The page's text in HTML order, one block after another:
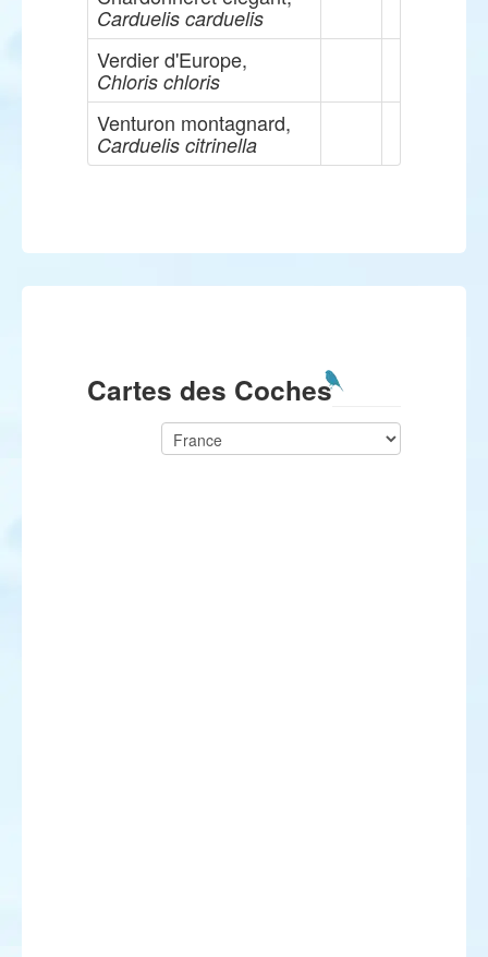
Carduelis carduelis
Verdier d'Europe,
Chloris chloris
Venturon montagnard,
Carduelis citrinella
Cartes des Coches